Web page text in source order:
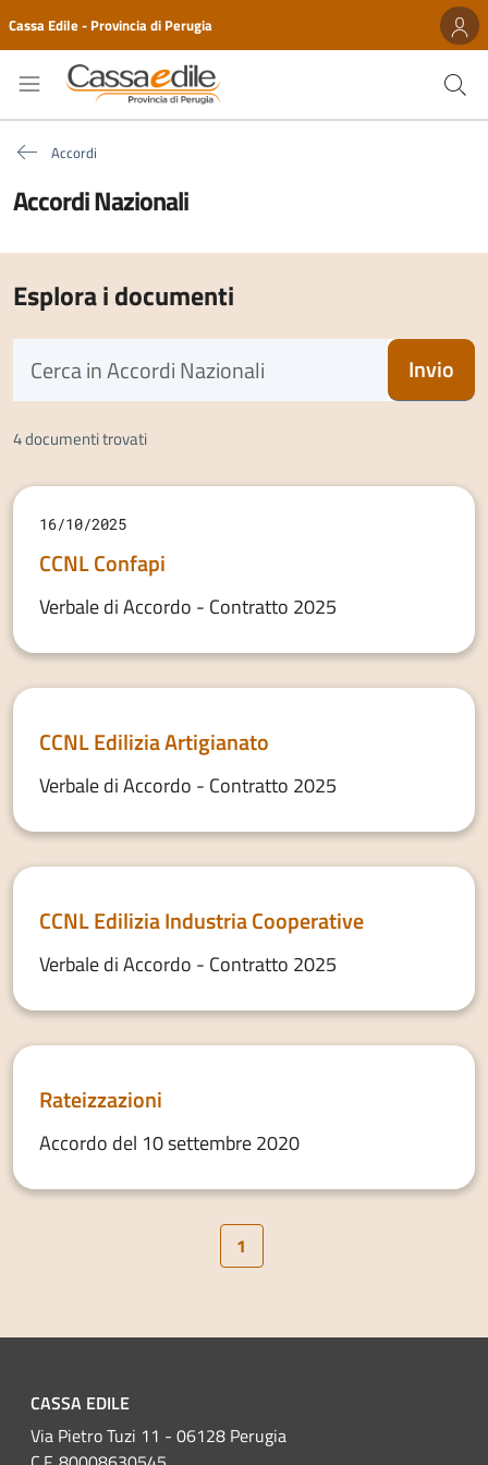
Cassa Edile - Provincia di Perugia
Accordi
Accordi Nazionali
Esplora i documenti
Invio
4 documenti trovati
16/10/2025
CCNL Confapi
Verbale di Accordo - Contratto 2025
CCNL Edilizia Artigianato
Verbale di Accordo - Contratto 2025
CCNL Edilizia Industria Cooperative
Verbale di Accordo - Contratto 2025
Rateizzazioni
Accordo del 10 settembre 2020
1
CASSA EDILE
Via Pietro Tuzi 11 - 06128 Perugia